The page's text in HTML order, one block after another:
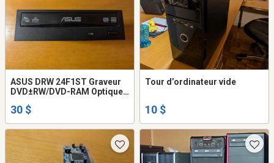
ASUS DRW 24F1ST Graveur
DVD±RW/DVD-RAM Optique
5,25"
30 $
Tour d’ordinateur vide
10 $